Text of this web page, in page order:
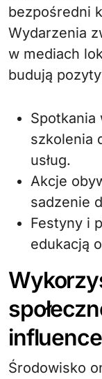
bezpośredni
Wydarzenia
w mediach
budują
Spotkania
szkolenia
usług.
Akcje
sadzenie
Festyny i
edukacją
Środowisko